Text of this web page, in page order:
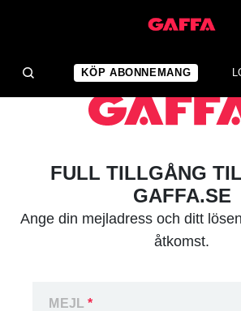
KÖP ABONNEMANG
FULL TILLGÅNG
GAFFA.SE
Ange din mejladress och ditt
åtkomst.
MEJL*